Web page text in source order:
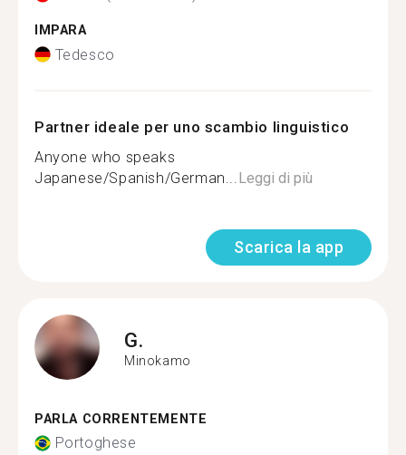
IMPARA
Tedesco
Partner ideale per uno scambio linguistico
Anyone who speaks
Japanese/Spanish/German... Leggi di più
Scarica la app
G.
Minokamo
PARLA CORRENTEMENTE
Portoghese